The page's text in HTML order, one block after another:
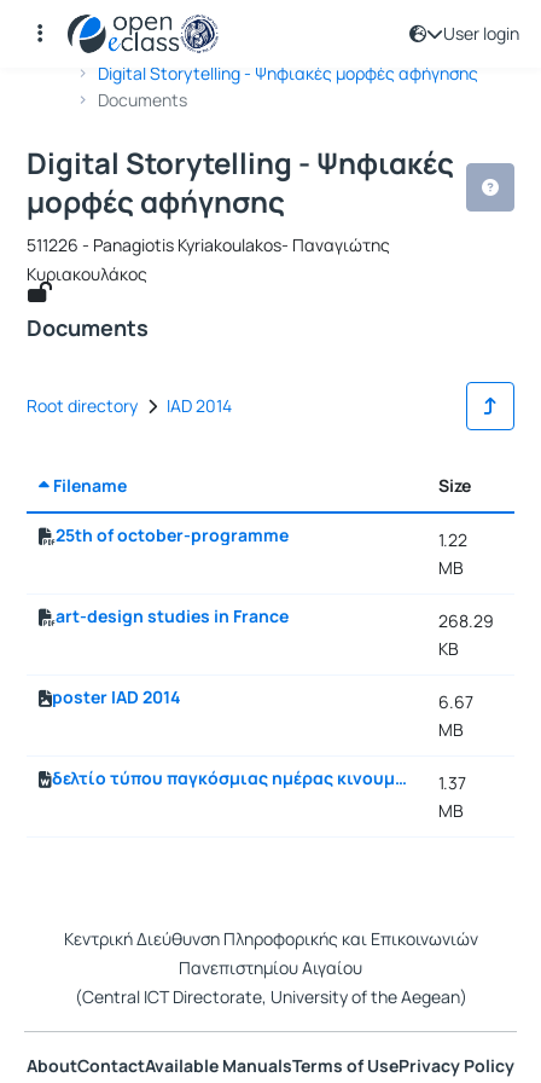
User login
Αρχική Σελίδα
Digital Storytelling - Ψηφιακές μορφές αφήγησης
Documents
Course : Digital Storytelling -
Course code : 511226
Digital Storytelling - Ψηφιακές
μορφές αφήγησης
511226 - Panagiotis Kyriakoulakos- Παναγιώτης
Κυριακουλάκος
Documents
Root directory IAD 2014
Filename Size
25th of october-programme
1.22
MB
art-design studies in France
268.29
KB
poster IAD 2014
6.67
MB
δελτίο τύπου παγκόσμιας ημέρας κινουμένων σχεδίων
1.37
MB
Κεντρική Διεύθυνση Πληροφορικής και Επικοινωνιών
Πανεπιστημίου Αιγαίου
(Central ICT Directorate, University of the Aegean)
AboutContactAvailable ManualsTerms of UsePrivacy Policy